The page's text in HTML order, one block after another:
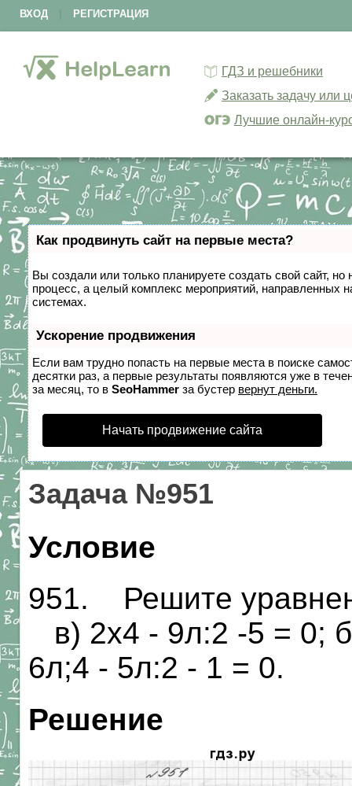
ВХОД РЕГИСТРАЦИЯ
ГДЗ и решебники
Заказать задачу или
Лучшие онлайн-
Как продвинуть сайт на первые места?
Вы создали или только планируете создать свой сайт,
процесс, а целый комплекс мероприятий, направленных
системах.
Ускорение продвижения
Если вам трудно попасть на первые места в поиске
десятки раз, а первые результаты появляются уже в
за месяц, то в SeoHammer за бустер вернут деньги.
Начать продвижение сайта
Задача №951
Условие
951. Решите
в) 2х4 - 9л:2 -5 = 0;
6л;4 - 5л:2 - 1 = 0.
Решение